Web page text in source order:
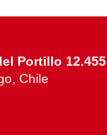
Portillo 12.455
Chile